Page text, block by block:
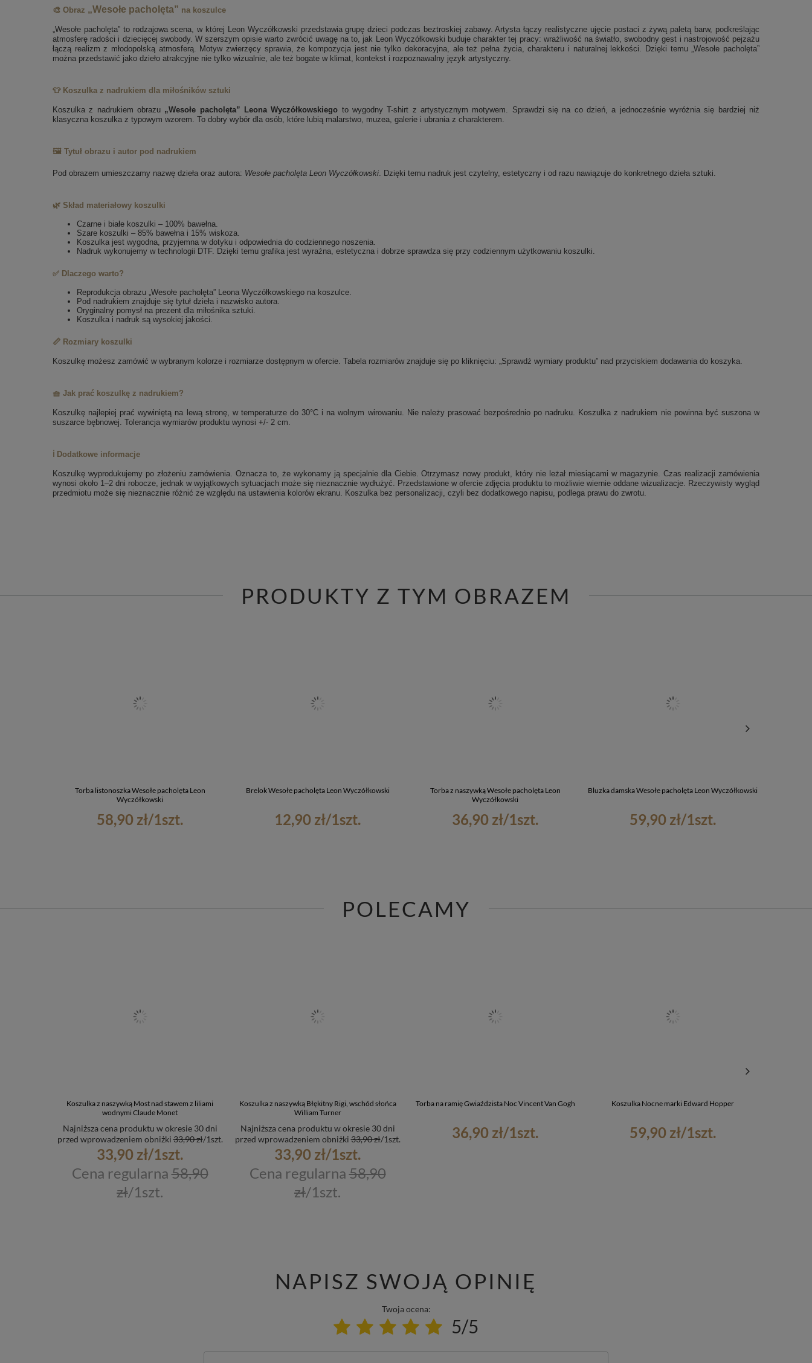
🎨 Obraz „Wesołe pacholęta” na koszulce
„Wesołe pacholęta” to rodzajowa scena, w której Leon Wyczółkowski przedstawia grupę dzieci podczas beztroskiej zabawy. Artysta łączy realistyczne ujęcie postaci z żywą paletą barw, podkreślając
atmosferę radości i dziecięcej swobody. W szerszym opisie warto zwrócić uwagę na to, jak Leon Wyczółkowski buduje charakter tej pracy: wrażliwość na światło, swobodny gest i nastrojowość pejzażu
łączą realizm z młodopolską atmosferą. Motyw zwierzęcy sprawia, że kompozycja jest nie tylko dekoracyjna, ale też pełna życia, charakteru i naturalnej lekkości. Dzięki temu „Wesołe pacholęta”
można przedstawić jako dzieło atrakcyjne nie tylko wizualnie, ale też bogate w klimat, kontekst i rozpoznawalny język artystyczny.
👕 Koszulka z nadrukiem dla miłośników sztuki
Koszulka z nadrukiem obrazu „Wesołe pacholęta” Leona Wyczółkowskiego to wygodny T-shirt z artystycznym motywem. Sprawdzi się na co dzień, a jednocześnie wyróżnia się bardziej niż
klasyczna koszulka z typowym wzorem. To dobry wybór dla osób, które lubią malarstwo, muzea, galerie i ubrania z charakterem.
🖼️ Tytuł obrazu i autor pod nadrukiem
Pod obrazem umieszczamy nazwę dzieła oraz autora: Wesołe pacholęta Leon Wyczółkowski . Dzięki temu nadruk jest czytelny, estetyczny i od razu nawiązuje do konkretnego dzieła sztuki.
🌿 Skład materiałowy koszulki
Czarne i białe koszulki – 100% bawełna.
Szare koszulki – 85% bawełna i 15% wiskoza.
Koszulka jest wygodna, przyjemna w dotyku i odpowiednia do codziennego noszenia.
Nadruk wykonujemy w technologii DTF. Dzięki temu grafika jest wyraźna, estetyczna i dobrze sprawdza się przy codziennym użytkowaniu koszulki.
✅ Dlaczego warto?
Reprodukcja obrazu „Wesołe pacholęta” Leona Wyczółkowskiego na koszulce.
Pod nadrukiem znajduje się tytuł dzieła i nazwisko autora.
Oryginalny pomysł na prezent dla miłośnika sztuki.
Koszulka i nadruk są wysokiej jakości.
📏 Rozmiary koszulki
Koszulkę możesz zamówić w wybranym kolorze i rozmiarze dostępnym w ofercie. Tabela rozmiarów znajduje się po kliknięciu: „Sprawdź wymiary produktu” nad przyciskiem dodawania do koszyka.
🧺 Jak prać koszulkę z nadrukiem?
Koszulkę najlepiej prać wywiniętą na lewą stronę, w temperaturze do 30°C i na wolnym wirowaniu. Nie należy prasować bezpośrednio po nadruku. Koszulka z nadrukiem nie powinna być suszona w
suszarce bębnowej. Tolerancja wymiarów produktu wynosi +/- 2 cm.
ℹ️ Dodatkowe informacje
Koszulkę wyprodukujemy po złożeniu zamówienia. Oznacza to, że wykonamy ją specjalnie dla Ciebie. Otrzymasz nowy produkt, który nie leżał miesiącami w magazynie. Czas realizacji zamówienia
wynosi około 1–2 dni robocze, jednak w wyjątkowych sytuacjach może się nieznacznie wydłużyć. Przedstawione w ofercie zdjęcia produktu to możliwie wiernie oddane wizualizacje. Rzeczywisty wygląd
przedmiotu może się nieznacznie różnić ze względu na ustawienia kolorów ekranu. Koszulka bez personalizacji, czyli bez dodatkowego napisu, podlega prawu do zwrotu.
PRODUKTY Z TYM OBRAZEM
Torba listonoszka Wesołe pacholęta Leon
Wyczółkowski
58,90 zł/1szt.
Brelok Wesołe pacholęta Leon Wyczółkowski
12,90 zł/1szt.
Torba z naszywką Wesołe pacholęta Leon
Wyczółkowski
36,90 zł/1szt.
Bluzka damska Wesołe pacholęta Leon Wyczółkowski
59,90 zł/1szt.
POLECAMY
Koszulka z naszywką Most nad stawem z liliami
wodnymi Claude Monet
33,90 zł/1szt.
Najniższa cena produktu w okresie 30 dni
przed wprowadzeniem obniżki33,90 zł/1szt.
Cena regularna58,90
zł/1szt.
Koszulka z naszywką Błękitny Rigi, wschód słońca
William Turner
33,90 zł/1szt.
Najniższa cena produktu w okresie 30 dni
przed wprowadzeniem obniżki33,90 zł/1szt.
Cena regularna58,90
zł/1szt.
Torba na ramię Gwiaździsta Noc Vincent Van Gogh
36,90 zł/1szt.
Koszulka Nocne marki Edward Hopper
59,90 zł/1szt.
NAPISZ SWOJĄ OPINIĘ
Twoja ocena:
5/5